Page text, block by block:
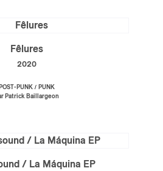
Fêlures
2020
POST-PUNK / PUNK
Patrick Baillargeon
/ La Máquina EP